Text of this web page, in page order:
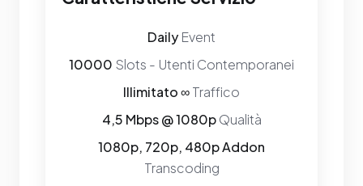
DailyEvent
10000 Slots - Utenti Contemporanei
Illimitato ∞Traffico
4,5 Mbps @ 1080pQualità
1080p, 720p, 480p Addon
Transcoding